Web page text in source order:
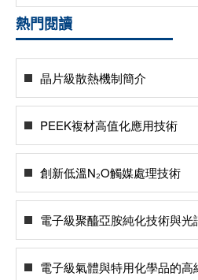
熱門閱讀
晶片級散熱機制簡介
PEEK複材高值化應用技術
創新低溫N₂O觸媒處理技術
電子級聚醯亞胺純化技術與
電子級氣體與特用化學品的高